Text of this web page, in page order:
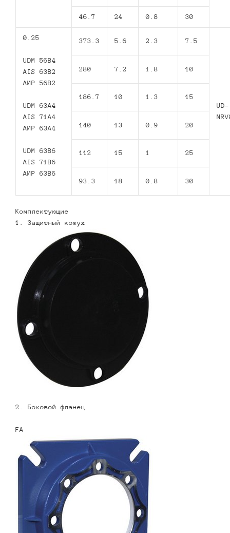
46.7 24 0.8 30
0.25
UDM 56B4
AIS 63B2
АИР 56В2
UDM 63A4
AIS 71A4
АИР 63А4
UDM 63B6
AIS 71B6
АИР 63В6
373.3 5.6 2.3 7.5
UD-
280 7.2 1.8 10
186.7 10 1.3 15
140 13 0.9 20
112 15 1 25
93.3 18 0.8 30
Комплектующие
1. Защитный кожух
2. Боковой фланец
FA